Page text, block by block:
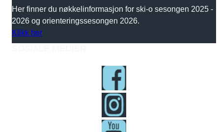
Her finner du nøkkelinformasjon for ski-o sesongen 2025 -
2026 og orienteringssesongen 2026.
Klikk her